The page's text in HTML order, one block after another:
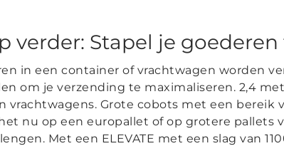
verder: Stapel je
in een container of vrachtwagen worden
om je verzending te maximaliseren. 2,4
vrachtwagens. Grote cobots met een bereik
nu op een europallet of op grotere pallets
Met een ELEVATE met een slag van